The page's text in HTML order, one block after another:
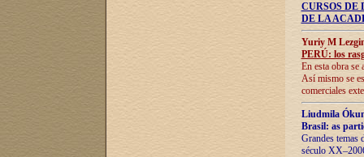
CURSOS
DE LA
Yuriy M
PERÚ: los
En esta obra se
Así mismo se
comerciales
Liudmila
Brasil: as
Grandes temas
século